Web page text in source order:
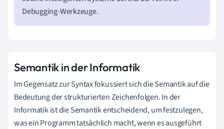
Debugging-Werkzeuge.
Semantik in der Informatik
Im Gegensatz zur Syntax fokussiert sich die Semantik auf die
Bedeutung der strukturierten Zeichenfolgen. In der
Informatik ist die Semantik entscheidend, um festzulegen,
was ein Programm tatsächlich macht, wenn es ausgeführt